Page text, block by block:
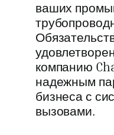
ваших
компанию
надежным
бизнеса с
вызовами.